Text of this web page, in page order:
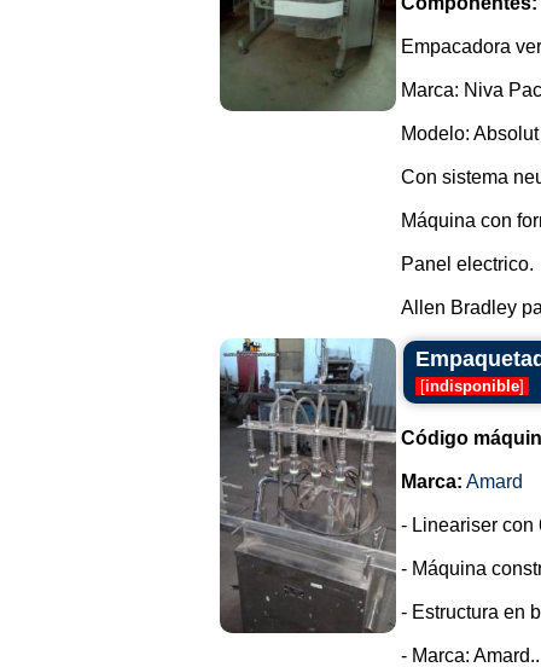
Empacadora
Marca: Niva
Modelo:
Con sistema
Máquina con
Panel electrico.
Allen Bradley
[indisponible]
Código
Marca: Amard
- Lineariser con
- Máquina
- Estructura en
- Marca: